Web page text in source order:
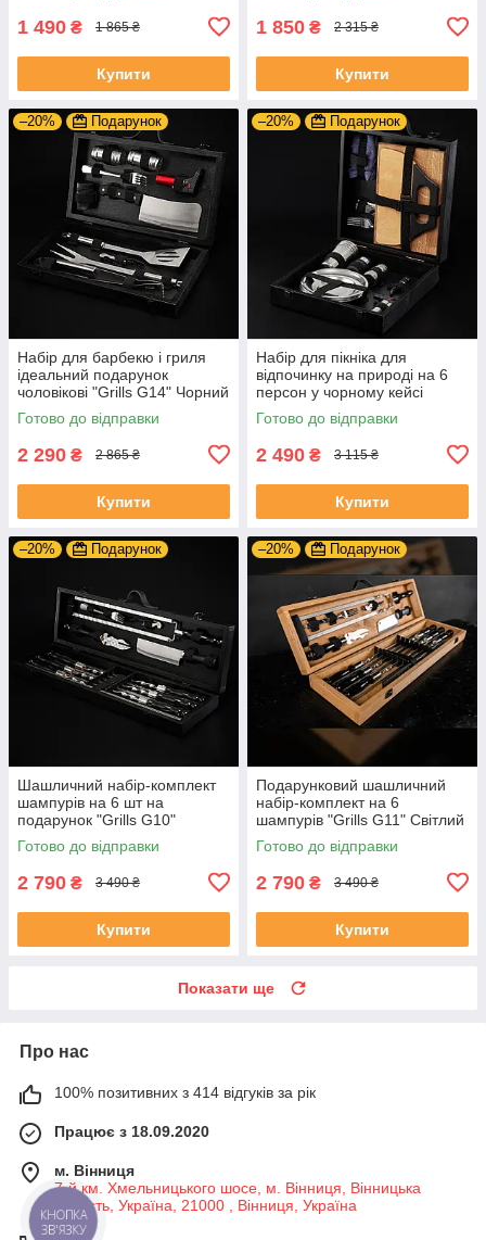
1 490 ₴ 1 865 ₴
Купити
1 850 ₴ 2 315 ₴
Купити
–20% Подарунок
Набір для барбекю і гриля
ідеальний подарунок
чоловікові "Grills G14" Чорний
| 19 предметів + Гравіювання
на замовлення
Готово до відправки
2 290 ₴ 2 865 ₴
Купити
–20% Подарунок
Набір для пікніка для
відпочинку на природі на 6
персон у чорному кейсі
Готово до відправки
2 490 ₴ 3 115 ₴
Купити
–20% Подарунок
Шашличний набір-комплект
шампурів на 6 шт на
подарунок "Grills G10"
Чорний | 17 предметів +
Гравіювання на замовлення
Готово до відправки
2 790 ₴ 3 490 ₴
Купити
–20% Подарунок
Подарунковий шашличний
набір-комплект на 6
шампурів "Grills G11" Світлий
Готово до відправки
2 790 ₴ 3 490 ₴
Купити
Показати ще
Про нас
100% позитивних з 414 відгуків за рік
Працює з 18.09.2020
м. Вінниця
7-й км. Хмельницького шосе, м. Вінниця, Вінницька
область, Україна, 21000 , Вінниця, Україна
КНОПКА
ЗВ'ЯЗКУ